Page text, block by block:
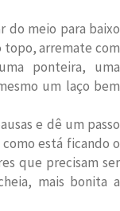
do meio para baixo
topo, arremate com
ponteira, uma
um laço bem
e dê um passo
está ficando o
que precisam ser
mais bonita a